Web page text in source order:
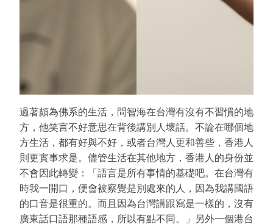
過著頗為佛系的生活，問智海在台灣有沒有不習慣的地
方，他笑言不好意思在背後講別人壞話。不論在哪個地
方生活，都有好與不好，或者台灣人更和善些，香港人
則更實事求是。儘管生活在其他地方，香港人的身份並
不會因此轉變：「語言是所有事情的基礎吧。在台灣有
時我一開口，便會被察覺是別處來的人，因為我講國語
的口音是很重的。而且因為台灣講跟寫是一樣的，沒有
廣東話口語那種語感，所以有點不同。」另外一個港台